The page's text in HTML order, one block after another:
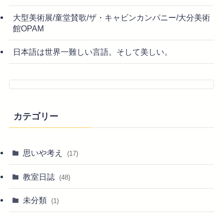
大型美術展/童堂賛歌/ザ・キャビンカンパニー/大分美術
館OPAM
日本語は世界一難しい言語。そして美しい。
カテゴリー
思いや考え (17)
教室日誌 (48)
未分類 (1)